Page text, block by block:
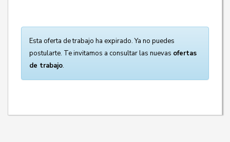
Esta oferta de trabajo ha expirado. Ya no puedes
postularte. Te invitamos a consultar las nuevas ofertas
de trabajo.